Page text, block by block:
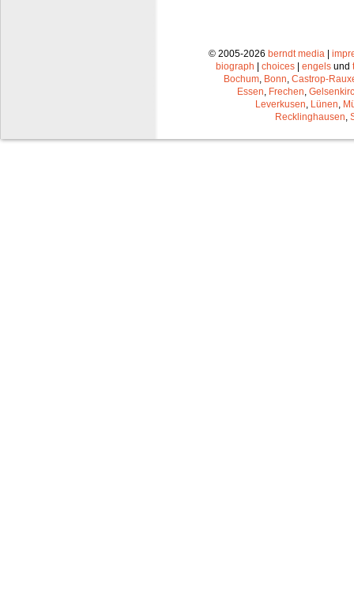
© 2005-2026 berndt media |
biograph | choices | engels und
Bochum Bonn Castrop-
Essen Frechen
Leverkusen Lünen
Recklinghausen